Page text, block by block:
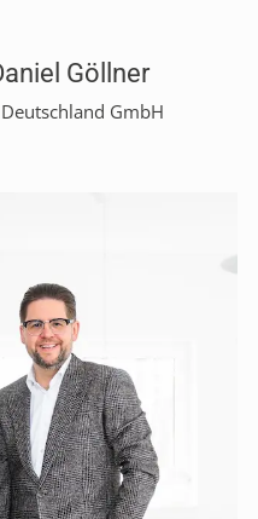
Göllner
GmbH